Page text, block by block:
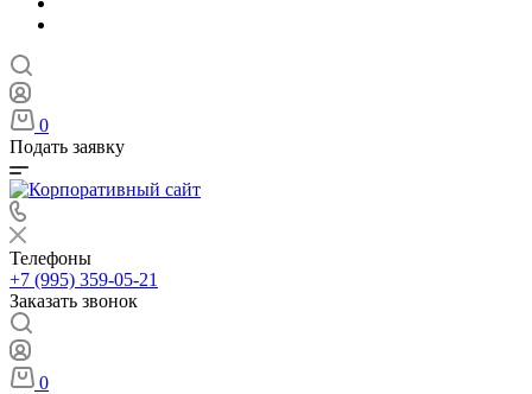
0
Подать заявку
Телефоны
+7 (995) 359-05-21
Заказать звонок
0